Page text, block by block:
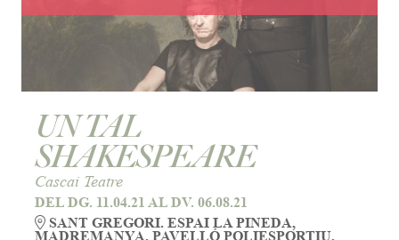
UN TAL
SHAKESPEARE
Cascai Teatre
DEL DG. 11.04.21 AL DV. 06.08.21
SANT GREGORI. ESPAI LA PINEDA,
MADREMANYA. PAVELLÓ POLIESPORTIU,